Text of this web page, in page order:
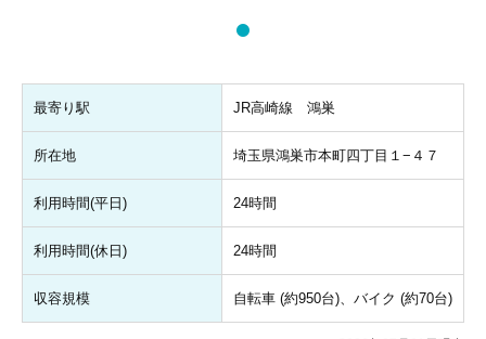
最寄り駅 JR高崎線 鴻巣
所在地 埼玉県鴻巣市本町四丁目１−４７
利用時間(平日) 24時間
利用時間(休日) 24時間
収容規模 自転車 (約950台)、バイク (約70台)